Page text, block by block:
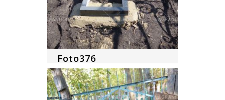
Foto376